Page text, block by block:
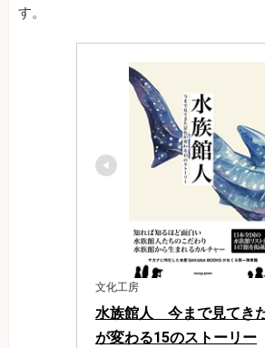
す。
文化工房
水族館人　今まで見てき
が変わる15のストーリー